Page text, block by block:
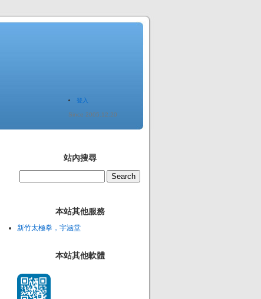
登入
Since 2005.12.20
站內搜尋
本站其他服務
新竹太極拳，宇涵堂
本站其他軟體